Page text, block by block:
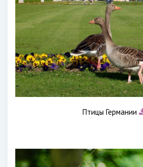
Птицы Германии